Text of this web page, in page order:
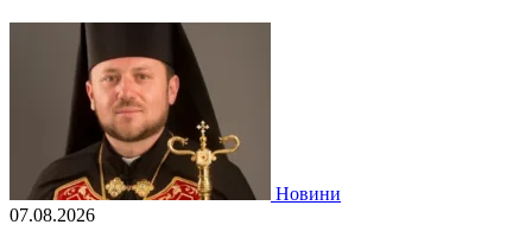
Новини
07.08.2026